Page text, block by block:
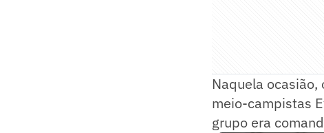
Naquela ocasião,
meio-campistas
grupo era